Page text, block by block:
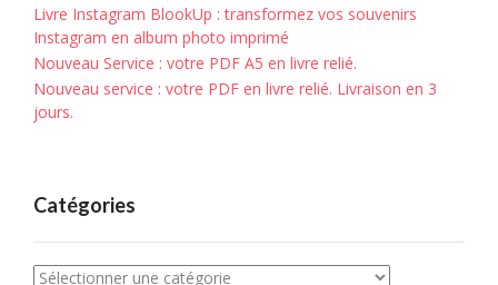
Livre Instagram BlookUp : transformez vos souvenirs
Instagram en album photo imprimé
Nouveau Service : votre PDF A5 en livre relié.
Nouveau service : votre PDF en livre relié. Livraison en 3
jours.
Catégories
Catégories